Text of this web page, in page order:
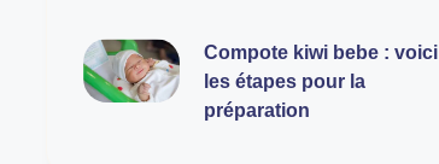
Compote kiwi bebe : voici
les étapes pour la
préparation